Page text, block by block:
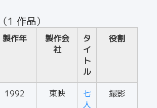
（1 作品）
製作年
製作会
社
タ
イ
ト
ル
役割
1992 東映
七
人
撮影